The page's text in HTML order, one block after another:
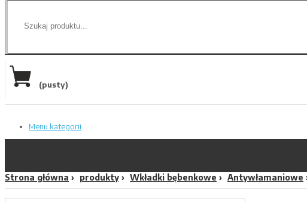
(pusty)
Menu kategorii
Strona główna produkty Wkładki bębenkowe Antywłamaniowe